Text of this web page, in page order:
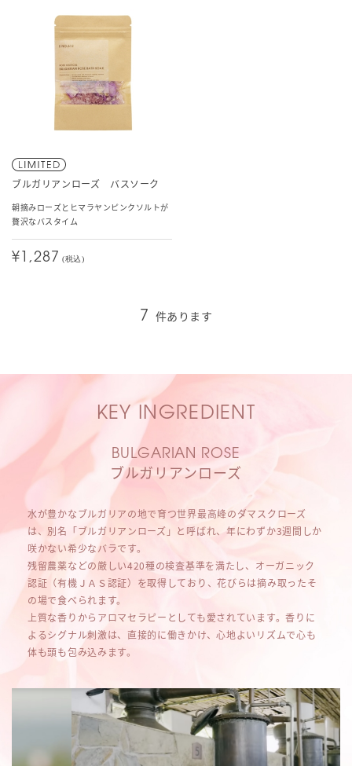
ブルガリアンローズ バスソーク
朝摘みローズとヒマラヤンピンクソルトが
贅沢なバスタイム
¥1,287 (税込)
7 件あります
KEY INGREDIENT
BULGARIAN ROSE
ブルガリアンローズ
水が豊かなブルガリアの地で育つ世界最高峰のダマスクローズ
は、別名「ブルガリアンローズ」と呼ばれ、年にわずか3週間しか
咲かない希少なバラです。
残留農薬などの厳しい420種の検査基準を満たし、オーガニック
認証（有機ＪＡＳ認証）を取得しており、花びらは摘み取ったそ
の場で食べられます。
上質な香りからアロマセラピーとしても愛されています。香りに
よるシグナル刺激は、直接的に働きかけ、心地よいリズムで心も
体も頭も包み込みます。